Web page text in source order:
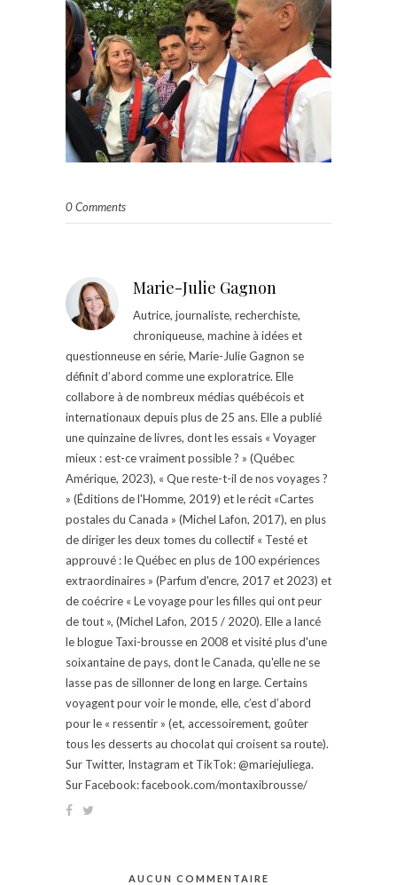
0 Comments
Marie-Julie Gagnon
Autrice, journaliste, recherchiste,
chroniqueuse, machine à idées et
questionneuse en série, Marie-Julie Gagnon se
définit d’abord comme une exploratrice. Elle
collabore à de nombreux médias québécois et
internationaux depuis plus de 25 ans. Elle a publié
une quinzaine de livres, dont les essais « Voyager
mieux : est-ce vraiment possible ? » (Québec
Amérique, 2023), « Que reste-t-il de nos voyages ?
» (Éditions de l'Homme, 2019) et le récit «Cartes
postales du Canada » (Michel Lafon, 2017), en plus
de diriger les deux tomes du collectif « Testé et
approuvé : le Québec en plus de 100 expériences
extraordinaires » (Parfum d'encre, 2017 et 2023) et
de coécrire « Le voyage pour les filles qui ont peur
de tout », (Michel Lafon, 2015 / 2020). Elle a lancé
le blogue Taxi-brousse en 2008 et visité plus d'une
soixantaine de pays, dont le Canada, qu'elle ne se
lasse pas de sillonner de long en large. Certains
voyagent pour voir le monde, elle, c’est d’abord
pour le « ressentir » (et, accessoirement, goûter
tous les desserts au chocolat qui croisent sa route).
Sur Twitter, Instagram et TikTok: @mariejuliega.
Sur Facebook: facebook.com/montaxibrousse/
AUCUN COMMENTAIRE